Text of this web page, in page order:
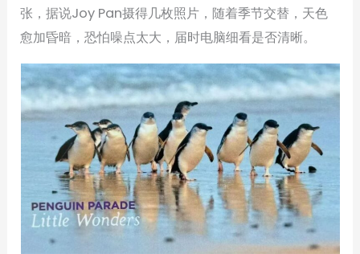
张，据说Joy Pan摄得几枚照片，随着季节交替，天色
愈加昏暗，恐怕噪点太大，届时电脑细看是否清晰。